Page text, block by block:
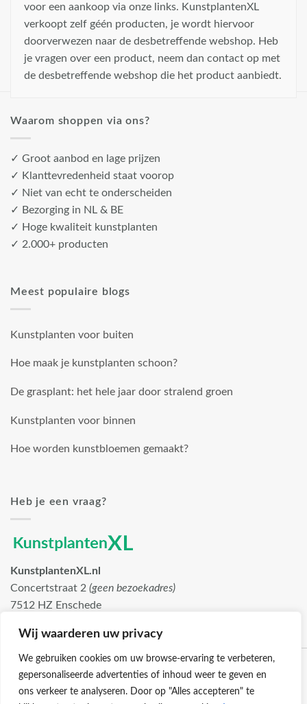
Wij waarderen uw privacy
We gebruiken cookies om uw browse-ervaring te verbeteren,
gepersonaliseerde advertenties of inhoud weer te geven en
ons verkeer te analyseren. Door op "Alles accepteren" te
voor een aankoop via onze links. KunstplantenXL
verkoopt zelf géén producten, je wordt hiervoor
doorverwezen naar de desbetreffende webshop. Heb
je vragen over een product, neem dan contact op met
de desbetreffende webshop die het product aanbiedt.
Waarom shoppen via ons?
✓ Groot aanbod en lage prijzen
✓ Klanttevredenheid staat voorop
✓ Niet van echt te onderscheiden
✓ Bezorging in NL & BE
✓ Hoge kwaliteit kunstplanten
✓ 2.000+ producten
Meest populaire blogs
Kunstplanten voor buiten
Hoe maak je kunstplanten schoon?
De grasplant: het hele jaar door stralend groen
Kunstplanten voor binnen
Hoe worden kunstbloemen gemaakt?
Heb je een vraag?
KunstplantenXL.nl
Concertstraat 2 (geen bezoekadres)
7512 HZ Enschede